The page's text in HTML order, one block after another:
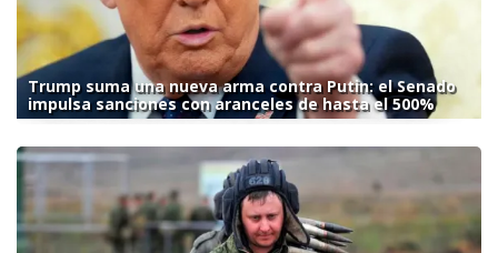
Trump suma una nueva arma contra Putin: el Senado
impulsa sanciones con aranceles de hasta el 500%